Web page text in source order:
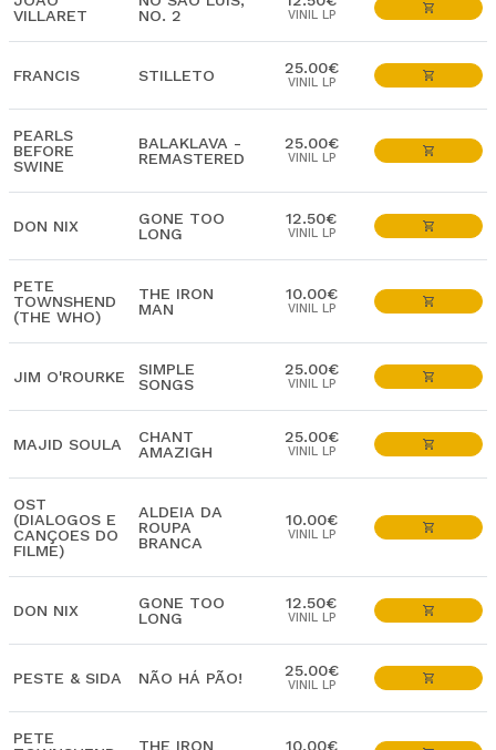
VILLARET
NO. 2
VINIL LP
FRANCIS STILLETO 25.00€
VINIL LP
PEARLS
BEFORE
SWINE
BALAKLAVA -
REMASTERED
25.00€
VINIL LP
DON NIX
GONE TOO
LONG
12.50€
VINIL LP
PETE
TOWNSHEND
(THE WHO)
THE IRON
MAN
10.00€
VINIL LP
JIM O'ROURKE
SIMPLE
SONGS
25.00€
VINIL LP
MAJID SOULA
CHANT
AMAZIGH
25.00€
VINIL LP
OST
(DIALOGOS E
CANÇOES DO
FILME)
ALDEIA DA
ROUPA
BRANCA
10.00€
VINIL LP
DON NIX
GONE TOO
LONG
12.50€
VINIL LP
PESTE & SIDA NÃO HÁ PÃO! 25.00€
VINIL LP
PETE
THE IRON 10.00€